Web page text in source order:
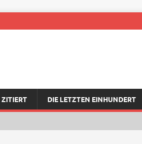
ZITIERT DIE LETZTEN EINHUNDERT